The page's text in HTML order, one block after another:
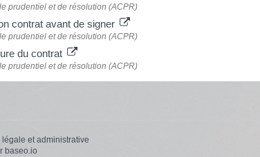
prudentiel et de résolution (ACPR)
contrat avant de signer
prudentiel et de résolution (ACPR)
du contrat
prudentiel et de résolution (ACPR)
et administrative
baseo.io